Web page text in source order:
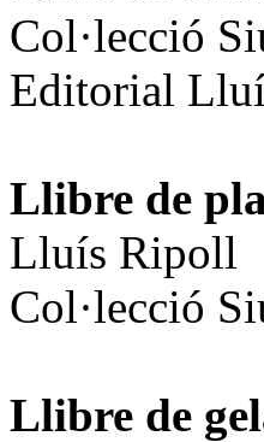
Col·lecció
Editorial
Llibre de
Lluís Ripoll
Col·lecció
Llibre de